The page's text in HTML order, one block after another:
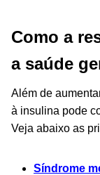
Como a
a saúde
Além de
à insulina pode
Veja abaixo as
Síndrome